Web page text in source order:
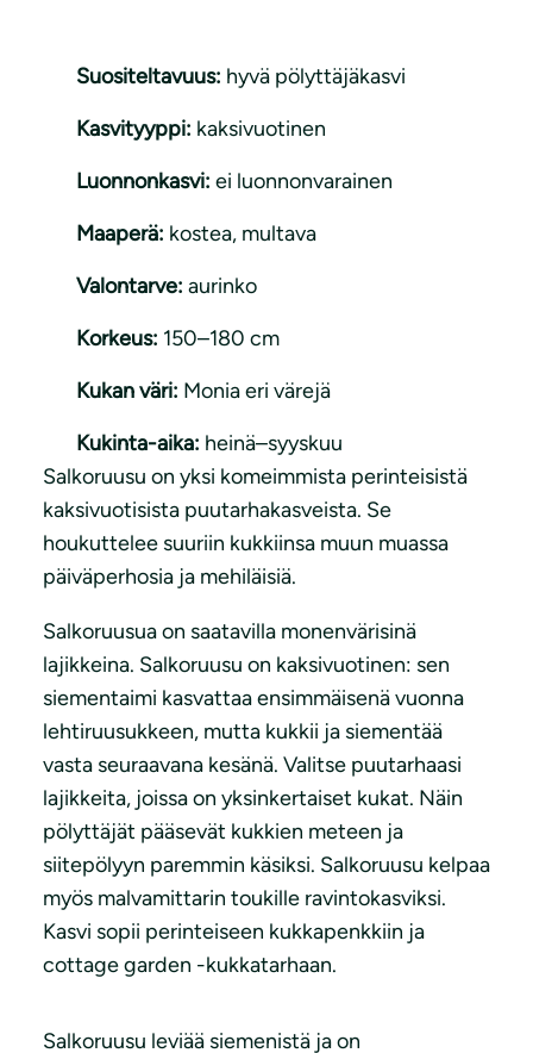
Suositeltavuus: hyvä pölyttäjäkasvi
Kasvityyppi: kaksivuotinen
Luonnonkasvi: ei luonnonvarainen
Maaperä: kostea, multava
Valontarve: aurinko
Korkeus: 150–180 cm
Kukan väri: Monia eri värejä
Kukinta-aika: heinä–syyskuu
Salkoruusu on yksi komeimmista perinteisistä
kaksivuotisista puutarhakasveista. Se
houkuttelee suuriin kukkiinsa muun muassa
päiväperhosia ja mehiläisiä.
Salkoruusua on saatavilla monenvärisinä
lajikkeina. Salkoruusu on kaksivuotinen: sen
siementaimi kasvattaa ensimmäisenä vuonna
lehtiruusukkeen, mutta kukkii ja siementää
vasta seuraavana kesänä. Valitse puutarhaasi
lajikkeita, joissa on yksinkertaiset kukat. Näin
pölyttäjät pääsevät kukkien meteen ja
siitepölyyn paremmin käsiksi. Salkoruusu kelpaa
myös malvamittarin toukille ravintokasviksi.
Kasvi sopii perinteiseen kukkapenkkiin ja
cottage garden -kukkatarhaan.
Salkoruusu leviää siemenistä ja on